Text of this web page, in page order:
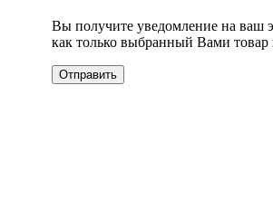
Вы получите уведомление на ваш
как только выбранный Вами товар